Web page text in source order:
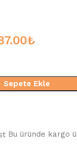
₺
Sepete Ekle
Bu üründe kargo